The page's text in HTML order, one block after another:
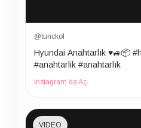
@tunckol
Hyundai Anahtarlık ♥️🚙📦 #hyundaianahtarlik
#anahtarlik #anahtarlık
Instagram’da Aç
VIDEO